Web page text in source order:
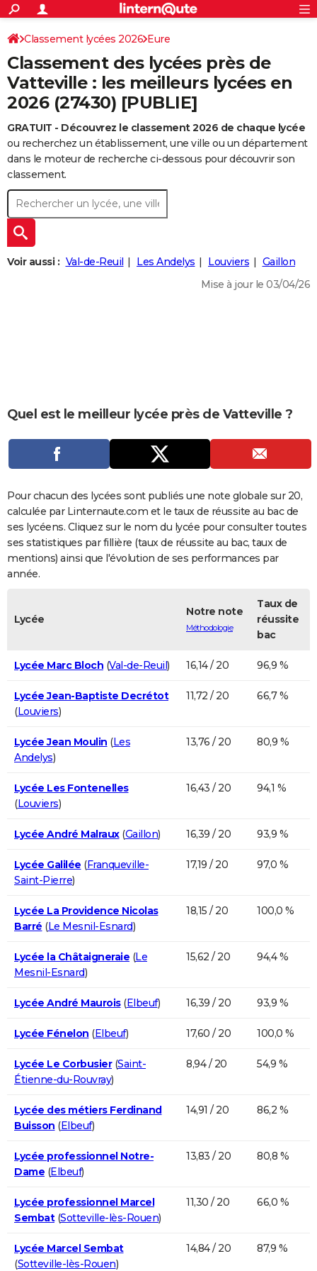
ACTUALITÉS
Politique
Société
Faits Divers
Education
Monde
Villes
+
SPORT
Coupe du monde 2026
Football
Tennis
Cyclisme
Rugby
Forum
Programme TV
TNT
Streaming
Cinéma
Sorties cinéma
Musique
+
FINANCE
Retraite
Impôts
Epargne
Immobilier
Risques naturels par ville
Banque
Assurance
Crédit
AUTO
Essais
Réserver un essai
Citadines
Berlines
SUV
Forum auto
+
HIGH-TECH
BRICOLAGE
Forum
Aménagement intérieur
Extérieur
Cuisine
Salle de bains
Jardinage
Rangement
+WEEK-END
Guides de France
Escapades
Patrimoine
Expositions
Musées
Week-end nature
+
LIFESTYLE
CARTE DE VOEUX
Carte de Noël
Carte Bonne année
Carte Saint-Valentin
Carte Pâques
Carte d'anniversaire
DICTIONNAIRE
COPAINS D'AVANT
S'inscrire
Se connecter
Lycées
Collèges
Primaires
Universités
Entreprises
Service militaire
Avis de recherche
AVIS DE DÉCÈS
FORUM
S'inscrire
Connexion
Classement lycées 2026 Eure
Classement des lycées près de
Vatteville : les meilleurs lycées en
2026 (27430) [PUBLIE]
GRATUIT - Découvrez le classement 2026 de chaque lycée
ou recherchez un établissement, une ville ou un département
dans le moteur de recherche ci-dessous pour découvrir son
classement.
Voir aussi : Val-de-Reuil Les Andelys Louviers
Gaillon
Mise à jour le 03/04/26
Quel est le meilleur lycée près de Vatteville ?
Pour chacun des lycées sont publiés une note globale sur 20,
calculée par Linternaute.com et le taux de réussite au bac de
ses lycéens. Cliquez sur le nom du lycée pour consulter toutes
ses statistiques par fillière (taux de réussite au bac, taux de
mentions) ainsi que l'évolution de ses performances par
année.
Lycée
Notre note
Méthodologie
Taux de
réussite
bac
Lycée Marc Bloch (Val-de-Reuil) 16,14 / 20 96,9 %
Lycée Jean-Baptiste Decrétot
(Louviers)
11,72 / 20 66,7 %
Lycée Jean Moulin (Les
Andelys)
13,76 / 20 80,9 %
Lycée Les Fontenelles
(Louviers)
16,43 / 20 94,1 %
Lycée André Malraux(Gaillon) 16,39 / 20 93,9 %
Lycée Galilée (Franqueville-
Saint-Pierre)
17,19 / 20 97,0 %
Lycée La Providence Nicolas
Barré (Le Mesnil-Esnard)
18,15 / 20 100,0 %
Lycée la Châtaigneraie (Le
Mesnil-Esnard)
15,62 / 20 94,4 %
Lycée André Maurois(Elbeuf) 16,39 / 20 93,9 %
Lycée Fénelon (Elbeuf) 17,60 / 20 100,0 %
Lycée Le Corbusier(Saint-
Étienne-du-Rouvray)
8,94 / 20 54,9 %
Lycée des métiers Ferdinand
Buisson (Elbeuf)
14,91 / 20 86,2 %
Lycée professionnel Notre-
Dame (Elbeuf)
13,83 / 20 80,8 %
Lycée professionnel Marcel
Sembat(Sotteville-lès-Rouen)
11,30 / 20 66,0 %
Lycée Marcel Sembat
(Sotteville-lès-Rouen)
14,84 / 20 87,9 %